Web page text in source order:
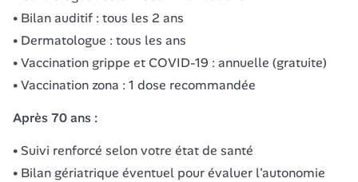
Bilan auditif : tous les 2 ans
Dermatologue : tous les ans
Vaccination grippe et COVID-19 : annuelle (gratuite)
Vaccination zona : 1 dose recommandée
Après 70 ans :
Suivi renforcé selon votre état de santé
Bilan gériatrique éventuel pour évaluer l'autonomie